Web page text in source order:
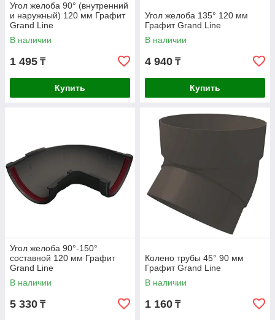
Угол желоба 90° (внутренний
и наружный) 120 мм Графит
Grand Line
В наличии
1 495 ₸
Купить
Угол желоба 135° 120 мм
Графит Grand Line
В наличии
4 940 ₸
Купить
Угол желоба 90°-150°
составной 120 мм Графит
Grand Line
В наличии
5 330 ₸
Колено трубы 45° 90 мм
Графит Grand Line
В наличии
1 160 ₸